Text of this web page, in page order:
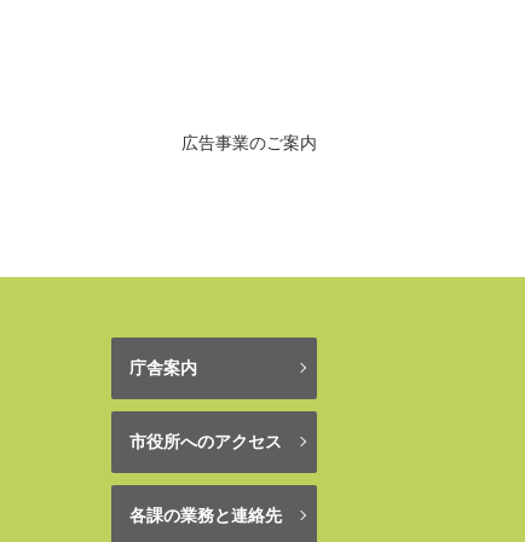
広告事業のご案内
庁舎案内
市役所へのアクセス
各課の業務と連絡先